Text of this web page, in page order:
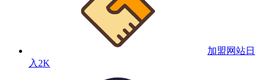
加盟网站日
入2K